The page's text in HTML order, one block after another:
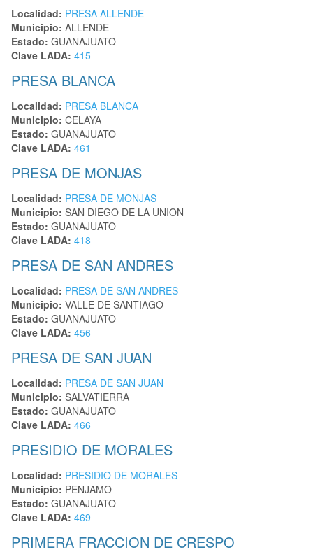
Localidad: PRESA ALLENDE
Municipio: ALLENDE
Estado: GUANAJUATO
Clave LADA: 415
PRESA BLANCA
Localidad: PRESA BLANCA
Municipio: CELAYA
Estado: GUANAJUATO
Clave LADA: 461
PRESA DE MONJAS
Localidad: PRESA DE MONJAS
Municipio: SAN DIEGO DE LA UNION
Estado: GUANAJUATO
Clave LADA: 418
PRESA DE SAN ANDRES
Localidad: PRESA DE SAN ANDRES
Municipio: VALLE DE SANTIAGO
Estado: GUANAJUATO
Clave LADA: 456
PRESA DE SAN JUAN
Localidad: PRESA DE SAN JUAN
Municipio: SALVATIERRA
Estado: GUANAJUATO
Clave LADA: 466
PRESIDIO DE MORALES
Localidad: PRESIDIO DE MORALES
Municipio: PENJAMO
Estado: GUANAJUATO
Clave LADA: 469
PRIMERA FRACCION DE CRESPO